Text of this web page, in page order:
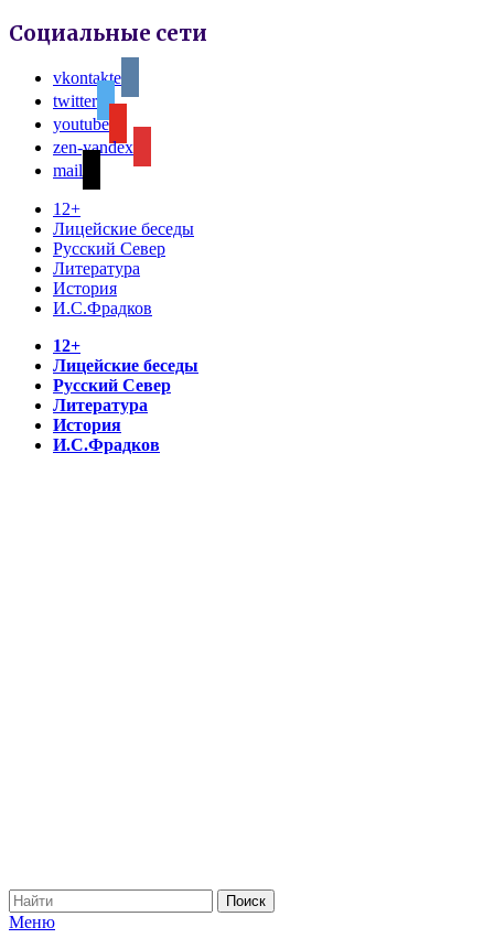
Социальные сети
vkontakte
twitter
youtube
zen-yandex
mail
12+
Лицейские беседы
Русский Север
Литература
История
И.С.Фрадков
12+
Лицейские беседы
Русский Север
Литература
История
И.С.Фрадков
Меню